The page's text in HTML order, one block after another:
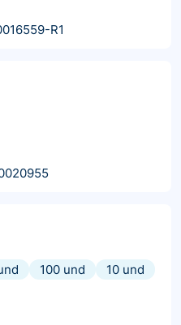
R1
100 und
10 und